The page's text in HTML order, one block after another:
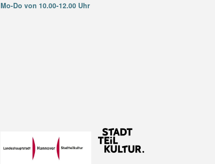
Mo-Do von 10.00-12.00 Uhr